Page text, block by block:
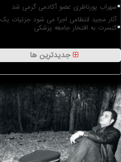
سهراب پورناظری عضو آکادمی گرمی شد
آثار مجید انتظامی اجرا می شود جزئیات یک
کنسرت به افتخار جامعه پزشکی
جدیدترین ها